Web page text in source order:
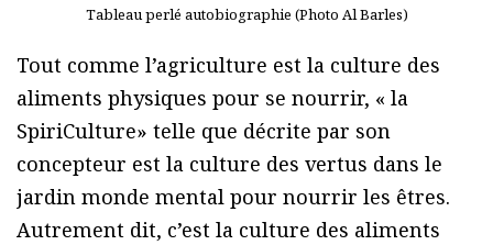
Tableau perlé autobiographie (Photo Al Barles)
Tout comme l’agriculture est la culture des
aliments physiques pour se nourrir, « la
SpiriCulture» telle que décrite par son
concepteur est la culture des vertus dans le
jardin monde mental pour nourrir les êtres.
Autrement dit, c’est la culture des aliments